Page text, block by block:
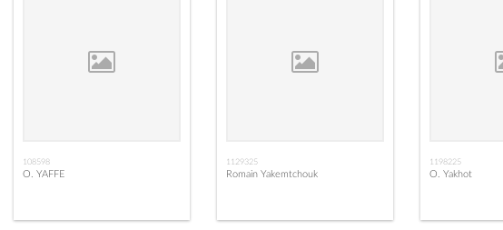
108598
O. YAFFE
1129325
Romain Yakemtchouk
1198225
O. Yakhot